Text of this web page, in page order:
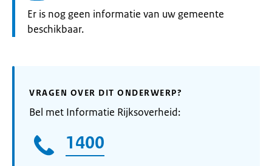
Informatie:
Er is nog geen informatie van uw gemeente
beschikbaar.
VRAGEN OVER DIT ONDERWERP?
Bel met Informatie Rijksoverheid:
1400